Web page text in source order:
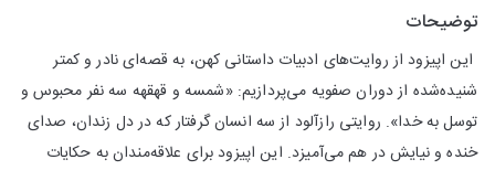
توضیحات
این اپیزود از روایت‌های ادبیات داستانی کهن، به قصه‌ای نادر و کمتر
شنیده‌شده از دوران صفویه می‌پردازیم: «شمسه و قهقهه سه نفر محبوس و
توسل به خدا». روایتی رازآلود از سه انسان گرفتار که در دل زندان، صدای
خنده و نیایش در هم می‌آمیزد. این اپیزود برای علاقه‌مندان به حکایات